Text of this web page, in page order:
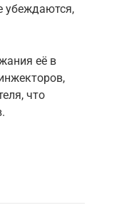
убеждаются,
её в
что